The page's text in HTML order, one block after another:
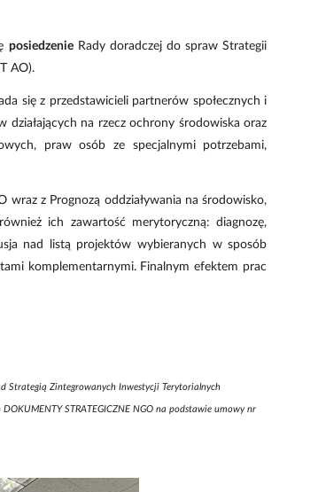
posiedzenieRady doradczej do spraw Strategii
AO).
się z przedstawicieli partnerów społecznych i
na rzecz ochrony środowiska oraz
praw osób ze specjalnymi potrzebami,
wraz z Prognozą oddziaływania na środowisko,
ich zawartość merytoryczną: diagnozę,
nad listą projektów wybieranych w sposób
komplementarnymi. Finalnym efektem prac
Strategią Zintegrowanych Inwestycji Terytorialnych
STRATEGICZNE NGO na podstawie umowy nr